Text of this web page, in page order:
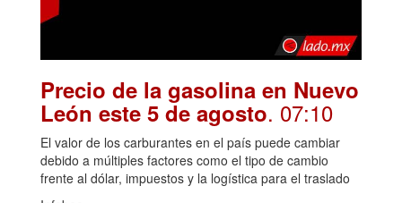
Precio de la gasolina en Nuevo
León este 5 de agosto. 07:10
El valor de los carburantes en el país puede cambiar
debido a múltiples factores como el tipo de cambio
frente al dólar, impuestos y la logística para el traslado